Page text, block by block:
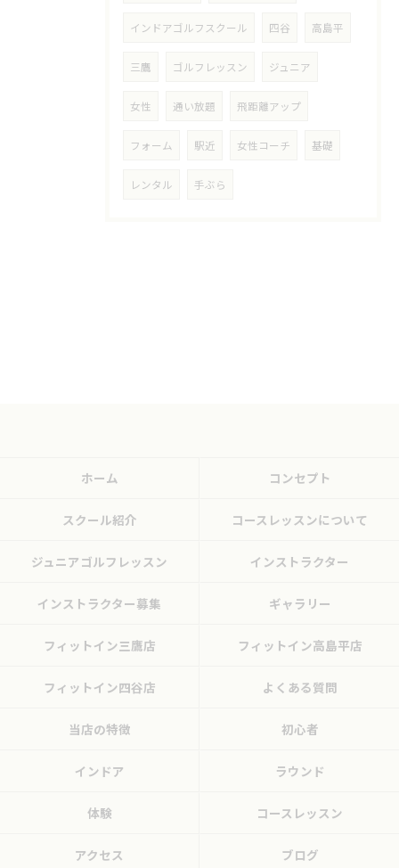
インドアゴルフスクール 四谷 高島平
三鷹 ゴルフレッスン ジュニア
女性 通い放題 飛距離アップ
フォーム 駅近 女性コーチ 基礎
レンタル 手ぶら
ホーム コンセプト
スクール紹介 コースレッスンについて
ジュニアゴルフレッスン インストラクター
インストラクター募集 ギャラリー
フィットイン三鷹店 フィットイン高島平店
フィットイン四谷店 よくある質問
当店の特徴 初心者
インドア ラウンド
体験 コースレッスン
アクセス ブログ